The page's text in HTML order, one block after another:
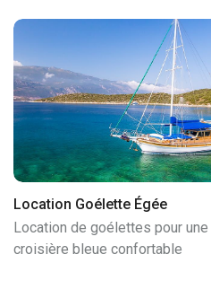
Location Goélette Égée
Location de goélettes pour une
croisière bleue confortable